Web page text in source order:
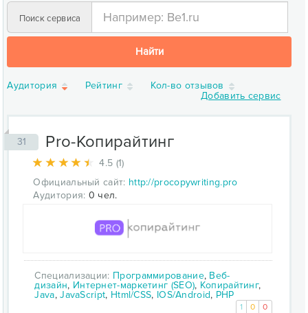
Поиск сервиса
Найти
Аудитория Рейтинг
Кол-во отзывов
Добавить сервис
31 Pro-Копирайтинг
4.5 (1)
Официальный сайт: http://procopywriting.pro
Аудитория: 0 чел.
Специализации: Программирование, Веб-
дизайн, Интернет-маркетинг (SEO), Копирайтинг,
Java,JavaScript, Html/CSS, IOS/Android, PHP
1 0 0